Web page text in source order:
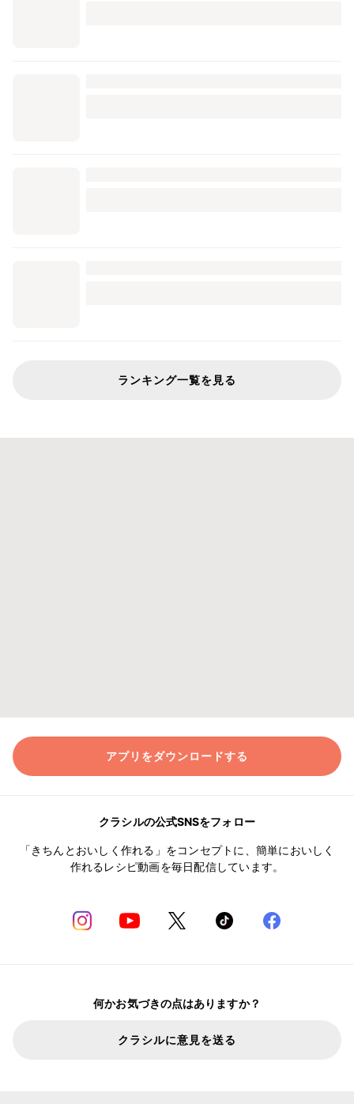
ランキング一覧を見る
アプリをダウンロードする
クラシルの公式SNSをフォロー
「きちんとおいしく作れる」をコンセプトに、簡単においしく
作れるレシピ動画を毎日配信しています。
何かお気づきの点はありますか？
クラシルに意見を送る